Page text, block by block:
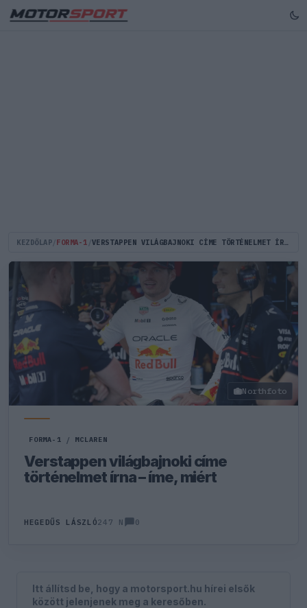
KEZDŐLAP FORMA-1 VERSTAPPEN VILÁGBAJNOKI CÍME TÖRTÉNELMET ÍRNA – ÍME, MIÉRT
Northfoto
FORMA-1 / MCLAREN
Verstappen világbajnoki címe
történelmet írna – íme, miért
HEGEDŰS LÁSZLÓ247 N 0
Itt állítsd be, hogy a motorsport.hu hírei elsők
között jelenjenek meg a keresőben.